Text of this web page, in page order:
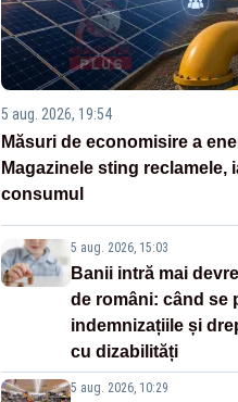
5 aug. 2026, 19:54
Măsuri de economisire a
Magazinele sting reclamele,
consumul
5 aug. 2026, 15:03
Banii intră mai
de români: când se
indemnizațiile și
cu dizabilități
5 aug. 2026, 10:29